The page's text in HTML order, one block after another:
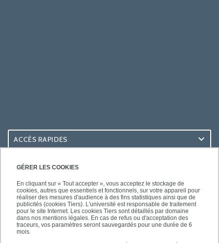
GÉRER LES COOKIES
En cliquant sur « Tout accepter », vous acceptez le stockage de
cookies, autres que essentiels et fonctionnels, sur votre appareil pour
réaliser des mesures d'audience à des fins statistiques ainsi que de
publicités (cookies Tiers). L'université est responsable de traitement
pour le site Internet. Les cookies Tiers sont détaillés par domaine
dans nos mentions légales. En cas de refus ou d'acceptation des
traceurs, vos paramètres seront sauvegardés pour une durée de 6
mois.
ACCÈS RAPIDES
ACCÈS PRATIQUES
SUIVEZ-NOUS